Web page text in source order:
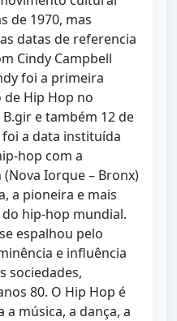
de 1970, mas
datas de referencia
Cindy Campbell
foi a primeira
Hip Hop no
e também 12 de
a data instituída
hop com a
Iorque – Bronx)
a pioneira e mais
hip-hop mundial.
espalhou pelo
e influência
sociedades,
80. O Hip Hop é
música, a dança, a